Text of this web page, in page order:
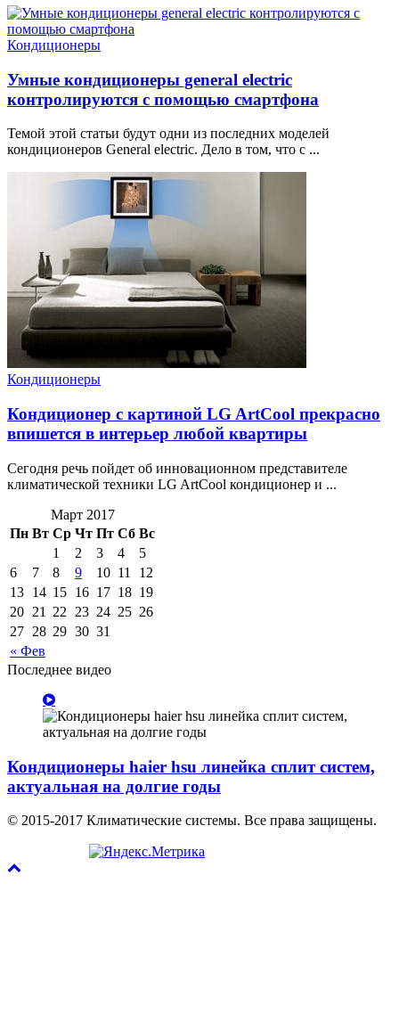
Кондиционеры
Умные кондиционеры general electric
контролируются с помощью смартфона
Темой этой статьи будут одни из последних моделей
кондиционеров General electric. Дело в том, что с ...
Кондиционеры
Кондиционер с картиной LG ArtCool прекрасно
впишется в интерьер любой квартиры
Сегодня речь пойдет об инновационном представителе
климатической техники LG ArtCool кондиционер и ...
Март 2017
Пн Вт Ср Чт Пт Сб Вс
« Фев
1 2 3 4
5
6
7 8 9 10 11
12
13 14 15 16 17 18 19
20 21 22 23 24 25 26
27 28 29 30 31
Последнее видео
Кондиционеры haier hsu линейка сплит систем,
актуальная на долгие годы
© 2015-2017 Климатические системы. Все права защищены.